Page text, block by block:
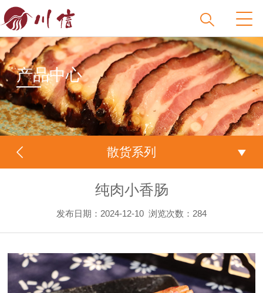
产品中心
散货系列
纯肉小香肠
发布日期：2024-12-10 浏览次数： 284